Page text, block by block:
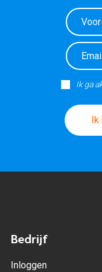
Ik ga
Bedrijf
Inloggen